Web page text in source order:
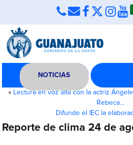
NOTICIAS
« Lectura en voz alta con la actriz
Rebeca…
Difunde el IEC la
Reporte de clima 24 de